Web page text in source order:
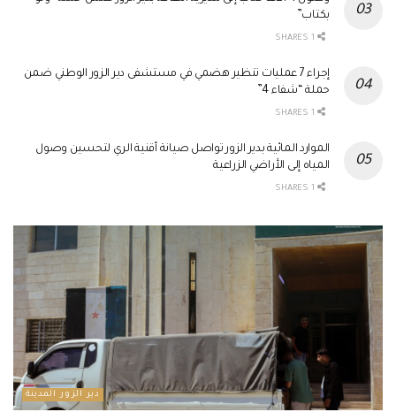
بكتاب”
إجراء 7 عمليات تنظير هضمي في مستشفى دير الزور الوطني ضمن
حملة “شفاء 4”
الموارد المائية بدير الزور تواصل صيانة أقنية الري لتحسين وصول
المياه إلى الأراضي الزراعية
دير الزور المدينة